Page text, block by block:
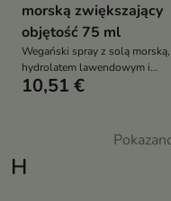
H
morską zwiększający
objętość 75 ml
Wegański spray z solą morską,
hydrolatem lawendowym i
proteinami roślinnymi nadaje
ją bez obciążenia i tworzy
naturalny efekt „beach waves”
niezależnie od tego, gdzie jesteś
10,51 €